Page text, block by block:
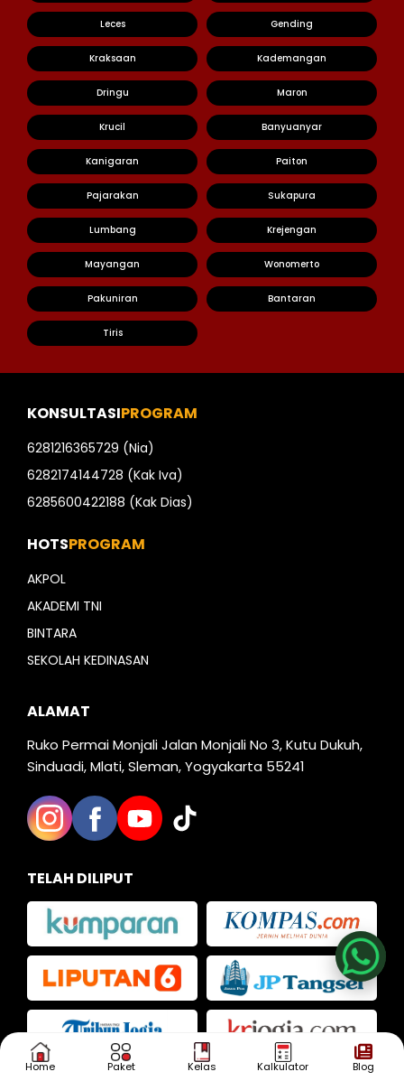
Home Paket Kelas Kalkulator Blog
Leces Gending
Kraksaan Kademangan
Dringu Maron
Krucil Banyuanyar
Kanigaran Paiton
Pajarakan Sukapura
Lumbang Krejengan
Mayangan Wonomerto
Pakuniran Bantaran
Tiris
Kak Iva
Kak Dias
KONSULTASIPROGRAM
6281216365729 (Nia)
6282174144728 (Kak Iva)
6285600422188 (Kak Dias)
HOTSPROGRAM
AKPOL
AKADEMI TNI
BINTARA
SEKOLAH KEDINASAN
ALAMAT
Ruko Permai Monjali Jalan Monjali No 3, Kutu Dukuh,
Sinduadi, Mlati, Sleman, Yogyakarta 55241
TELAH DILIPUT